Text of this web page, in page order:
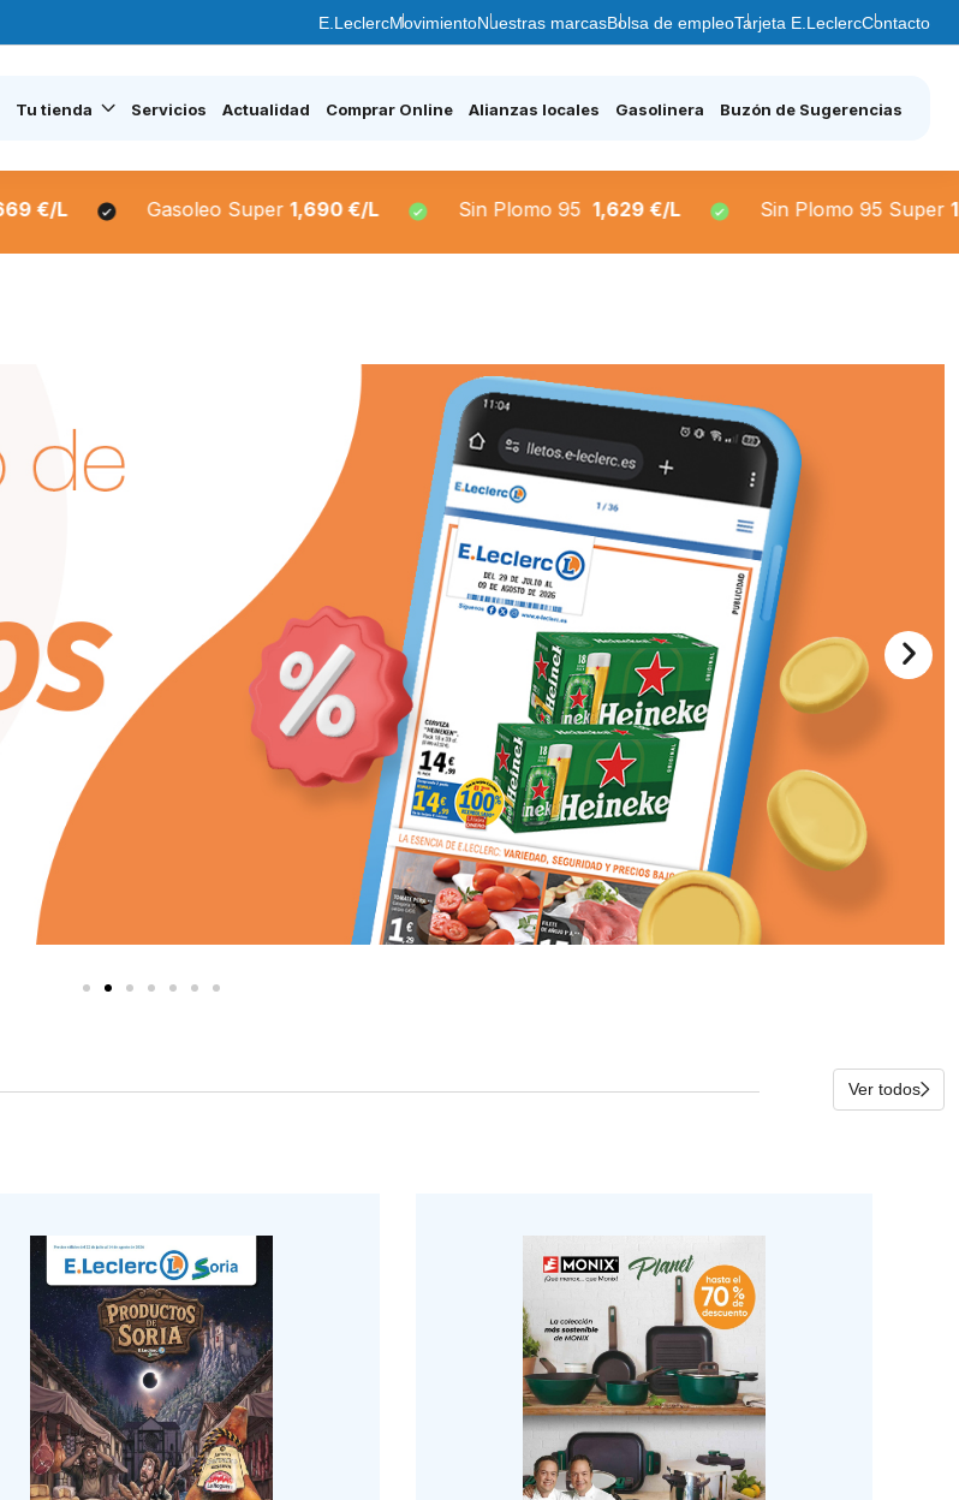
E.LeclercMovimientoNuestras marcasBolsa de empleoTarjeta E.LeclercContacto
Tu tienda Servicios Actualidad Comprar Online Alianzas locales Gasolinera Buzón de Sugerencias
Gasoleo Super1,690 €/L Sin Plomo 951,629 €/L Sin Plomo 95 Super 1,66 €/L
Ver todos